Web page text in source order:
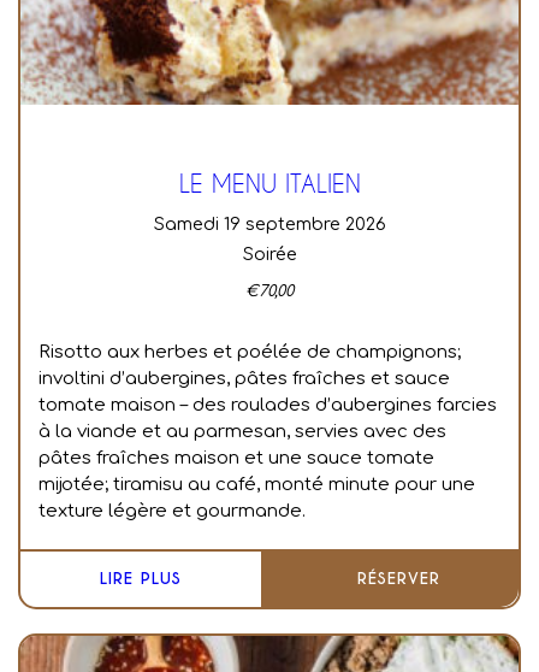
LE MENU ITALIEN
samedi 19 septembre 2026
Soirée
€70,00
Risotto aux herbes et poélée de champignons;
involtini d’aubergines, pâtes fraîches et sauce
tomate maison – des roulades d’aubergines farcies
à la viande et au parmesan, servies avec des
pâtes fraîches maison et une sauce tomate
mijotée; tiramisu au café, monté minute pour une
texture légère et gourmande.
LIRE PLUS RÉSERVER